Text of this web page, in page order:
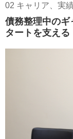
02 キャリア、実
債務整理中のギ
タートを支える